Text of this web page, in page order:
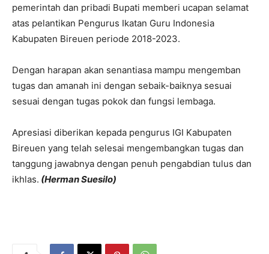
pemerintah dan pribadi Bupati memberi ucapan selamat
atas pelantikan Pengurus Ikatan Guru Indonesia
Kabupaten Bireuen periode 2018-2023.
Dengan harapan akan senantiasa mampu mengemban
tugas dan amanah ini dengan sebaik-baiknya sesuai
sesuai dengan tugas pokok dan fungsi lembaga.
Apresiasi diberikan kepada pengurus IGI Kabupaten
Bireuen yang telah selesai mengembangkan tugas dan
tanggung jawabnya dengan penuh pengabdian tulus dan
ikhlas. (Herman Suesilo)